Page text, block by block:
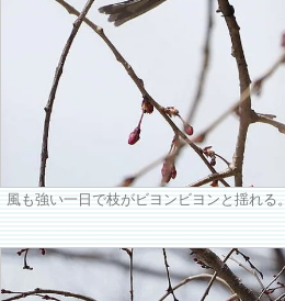
風も強い一日で枝がビヨンビヨンと揺れる。